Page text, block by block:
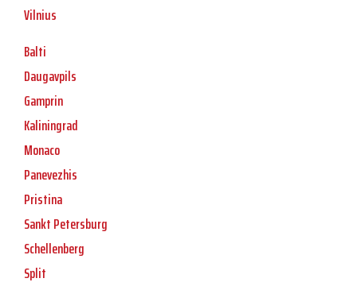
Vilnius
Balti
Daugavpils
Gamprin
Kaliningrad
Monaco
Panevezhis
Pristina
Sankt Petersburg
Schellenberg
Split